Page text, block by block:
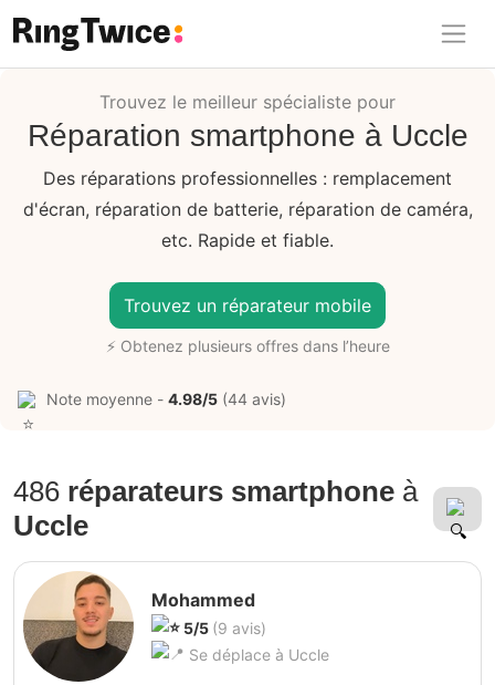
Ring Twice
Trouvez le meilleur spécialiste pour
Réparation smartphone à Uccle
Des réparations professionnelles : remplacement
d'écran, réparation de batterie, réparation de caméra,
etc. Rapide et fiable.
Trouvez un réparateur mobile
⚡ Obtenez plusieurs offres dans l’heure
Note moyenne - 4.98/5 (44 avis)
486 réparateurs smartphone à
Uccle
Mohammed
5/5 (9 avis)
Se déplace à Uccle